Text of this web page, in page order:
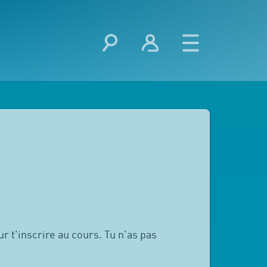
t'inscrire au cours. Tu n'as pas